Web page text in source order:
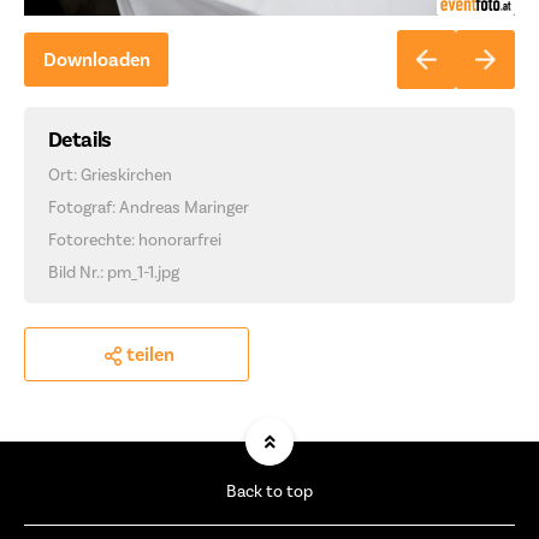
Downloaden
Details
Ort: Grieskirchen
Fotograf: Andreas Maringer
Fotorechte: honorarfrei
Bild Nr.: pm_1-1.jpg
teilen
Back to top